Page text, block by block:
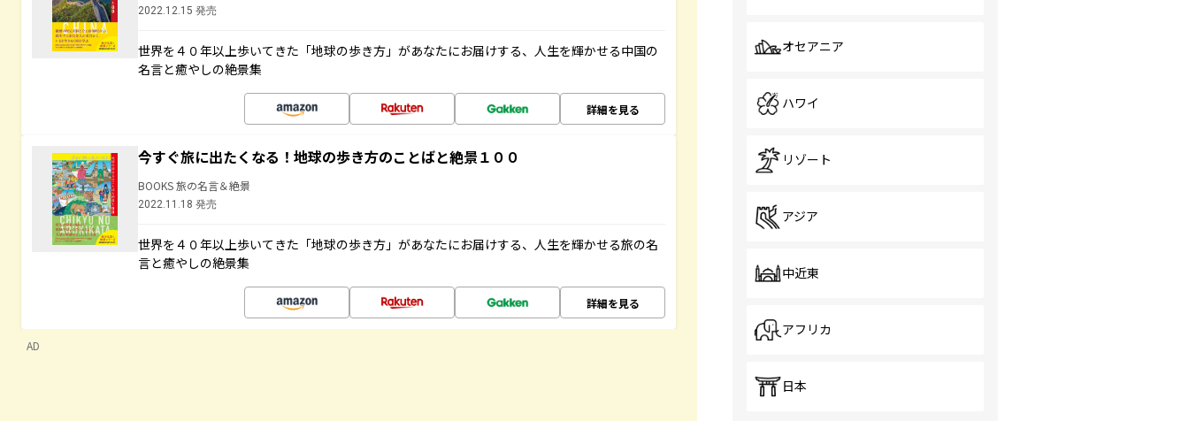
2022.12.15 発売
世界を４０年以上歩いてきた「地球の歩き方」があなたにお届けする、人生を輝かせる中国の
名言と癒やしの絶景集
詳細を見る
今すぐ旅に出たくなる！地球の歩き方のことばと絶景１００
BOOKS 旅の名言＆絶景
2022.11.18 発売
世界を４０年以上歩いてきた「地球の歩き方」があなたにお届けする、人生を輝かせる旅の名
言と癒やしの絶景集
詳細を見る
AD
オセアニア
ハワイ
リゾート
アジア
中近東
アフリカ
日本